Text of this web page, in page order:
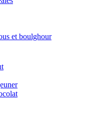
et boulghour